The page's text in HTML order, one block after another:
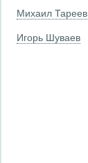
Михаил Тареев
Игорь Шуваев